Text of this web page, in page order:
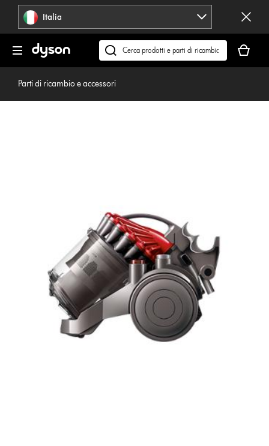
navigazione Italia
Cerca
su
dyson.it
carrello
è
Parti di ricambio e accessori